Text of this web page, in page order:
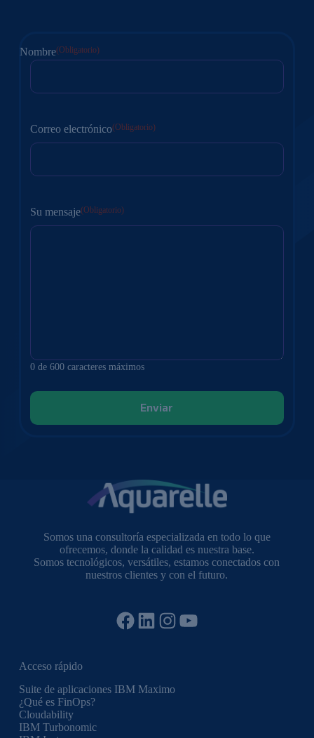
Nombre(Obligatorio)
lugar
Correo electrónico(Obligatorio)
Su mensaje(Obligatorio)
0 de 600 caracteres máximos
Somos una consultoría especializada en todo lo que
ofrecemos, donde la calidad es nuestra base.
Somos tecnológicos, versátiles, estamos conectados con
nuestros clientes y con el futuro.
Facebook
LinkedIn
Instagram
YouTube
Acceso rápido
Suite de aplicaciones IBM Maximo
¿Qué es FinOps?
Cloudability
IBM Turbonomic